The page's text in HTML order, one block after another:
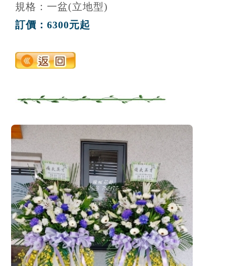
規格：一盆(立地型)
訂價：6300元起